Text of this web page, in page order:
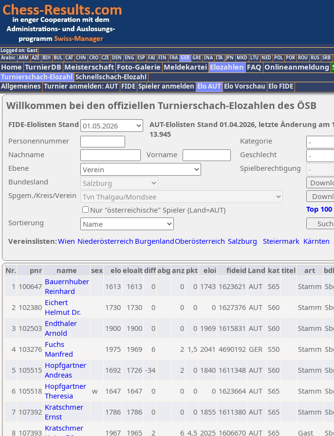
Logged on: Gast
Arabic ARM AZE BIH BUL CAT CHN CRO CZE DEN ENG ESP FAI FIN FRA GER GRE INA ITA JPN MKD LTU NED POL POR ROU RUS SRB
Home TurnierDB Meisterschaft Foto-Galerie Meldekartei Elozahlen FAQ Onlineanmeldung
Turnierschach-Elozahl Schnellschach-Elozahl
Allgemeines Turnier anmelden: AUT FIDE Spieler anmelden Elo AUT Elo Vorschau Elo FIDE
Willkommen bei den offiziellen Turnierschach-Elozahlen des ÖSB
Nachname
Vorname
Ebene
Kategorie
Sortierung
Personennummer
Bundesland
Spgem./Kreis/Verein
Geschlecht
Nur "österreichische" Spieler (Land=AUT)
Spielberechtigung
Vereinslisten:Wien Niederösterreich BurgenlandOberösterreich Salzburg Steiermark Kärnten
Top 100
AUT-Elolisten Stand 01.04.2026, letzte Änderung
13.945
FIDE-Elolisten Stand
Nr. pnr name sex eloeloaltdiffabg anz pkt eloi fideid Land kat titel art
1 100647 Bauernhuber
Reinhard
1613 1613 0 0 0 1743 1623621 AUT S65 Stamm
2 102380 Eichert
Helmut Dr.
1730 1730 0 0 0 0 1627376 AUT S60 Stamm
3 102503 Endthaler
Arnold
1900 1900 0 0 0 1969 1615831 AUT S60 Stamm
4 103276 Fuchs
Manfred
1975 1969 6 2 1,5 2041 4690192 GER S50 Stamm
5 105515 Hopfgartner
Andreas
1692 1726 -34 2 0 1840 1611348 AUT S60 Stamm
6 105518 Hopfgartner
Theresia
w 1647 1647 0 0 0 0 1623664 AUT S65 Stamm
7 107392 Kratschmer
Ernst
1786 1786 0 0 0 1855 1611380 AUT S65 Stamm
8 107393 Kratschmer
1967 1965 2 6 4,5 2025 1606670 AUT S65 Gast